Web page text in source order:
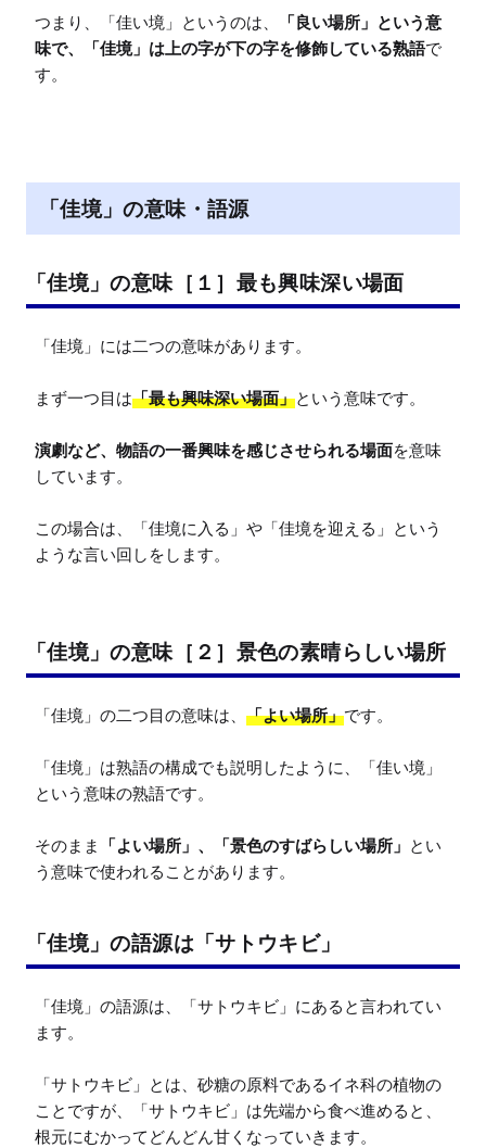
つまり、「佳い境」というのは、
「良い場所」という意
味で、「佳境」は上の字が下の字を修飾している熟語で
す。
「佳境」の意味・語源
「佳境」の意味［１］最も興味深い場面
「佳境」には二つの意味があります。
まず一つ目は「最も興味深い場面」という意味です。
演劇など、物語の一番興味を感じさせられる場面を意味
しています。
この場合は、「佳境に入る」や「佳境を迎える」という
ような言い回しをします。
「佳境」の意味［２］景色の素晴らしい場所
「佳境」の二つ目の意味は、 「よい場所」です。
「佳境」は熟語の構成でも説明したように、「佳い境」
という意味の熟語です。
そのまま 「よい場所」、「景色のすばらしい場所」 とい
う意味で使われることがあります。
「佳境」の語源は「サトウキビ」
「佳境」の語源は、「サトウキビ」にあると言われてい
ます。
「サトウキビ」とは、砂糖の原料であるイネ科の植物の
ことですが、「サトウキビ」は先端から食べ進めると、
根元にむかってどんどん甘くなっていきます。